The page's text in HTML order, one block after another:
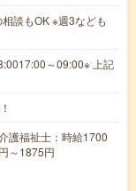
談もOK ※週3なども
～09:00※ 上記
護福祉士：時給1700
～1875円